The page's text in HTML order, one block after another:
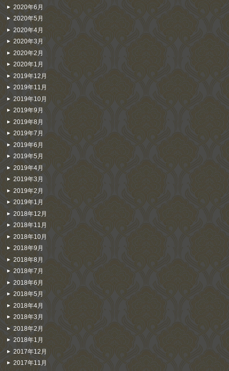
2020年6月
2020年5月
2020年4月
2020年3月
2020年2月
2020年1月
2019年12月
2019年11月
2019年10月
2019年9月
2019年8月
2019年7月
2019年6月
2019年5月
2019年4月
2019年3月
2019年2月
2019年1月
2018年12月
2018年11月
2018年10月
2018年9月
2018年8月
2018年7月
2018年6月
2018年5月
2018年4月
2018年3月
2018年2月
2018年1月
2017年12月
2017年11月